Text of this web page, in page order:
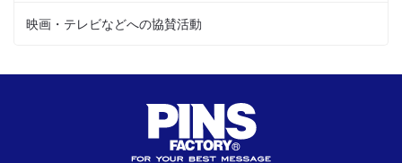
映画・テレビなどへの協賛活動